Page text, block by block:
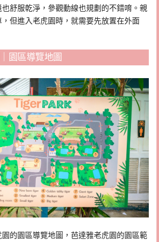
舒服乾淨，參觀動線也規劃的不錯唷。親
但進入老虎園時，就需要先放置在外面
園區導覽地圖
的園區導覽地圖，芭達雅老虎園的園區範